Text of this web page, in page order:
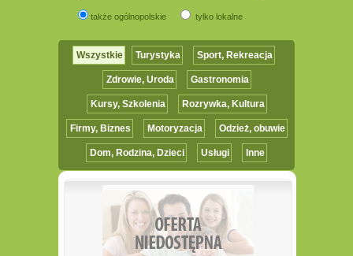
także ogólnopolskie tylko lokalne
Wszystkie Turystyka Sport, Rekreacja
Zdrowie, Uroda Gastronomia
Kursy, Szkolenia Rozrywka, Kultura
Firmy, Biznes Motoryzacja Odzież, obuwie
Dom, Rodzina, Dzieci Usługi Inne